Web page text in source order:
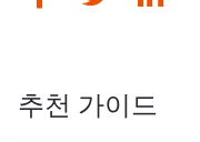
추천 가이드